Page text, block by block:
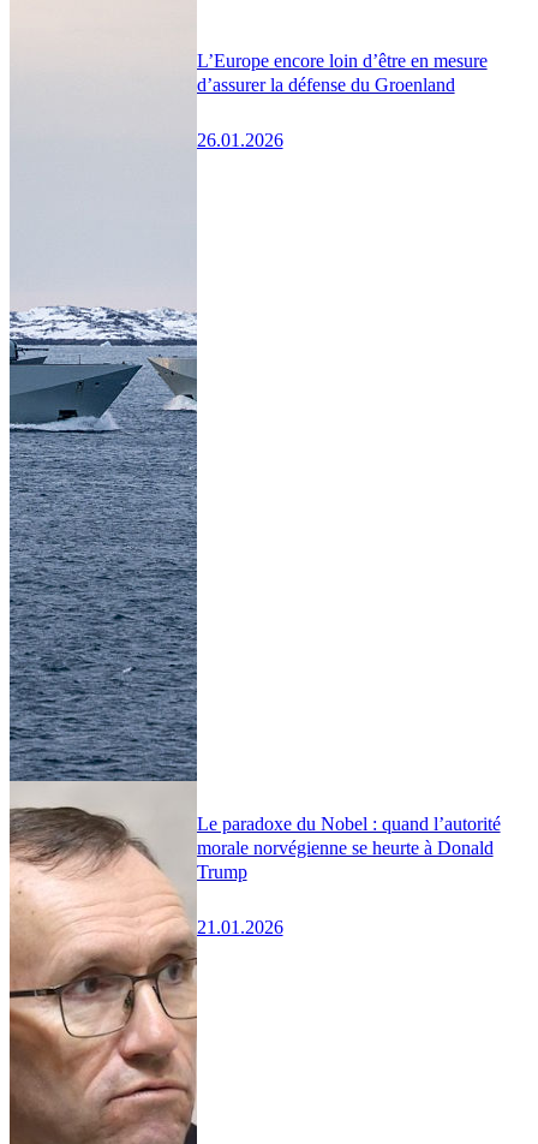
L’Europe encore loin d’être en mesure
d’assurer la défense du Groenland
26.01.2026
Le paradoxe du Nobel : quand l’autorité
morale norvégienne se heurte à Donald
Trump
21.01.2026